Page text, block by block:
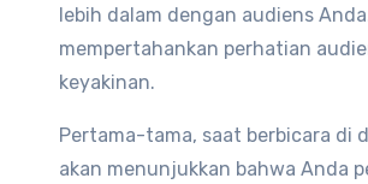
lebih dalam dengan audiens
mempertahankan perhatian
keyakinan.
Pertama-tama, saat berbicara di
akan menunjukkan bahwa Anda